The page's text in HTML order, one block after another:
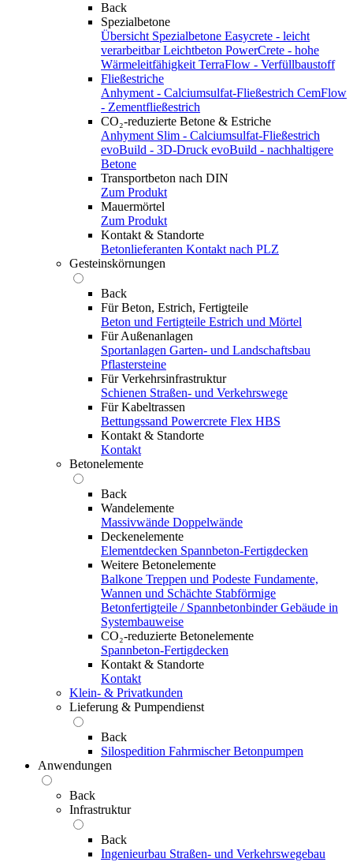
Back
Spezialbetone
Übersicht Spezialbetone Easycrete - leicht
verarbeitbar Leichtbeton PowerCrete - hohe
Wärmeleitfähigkeit TerraFlow - Verfüllbaustoff
Fließestriche
Anhyment - Calciumsulfat-Fließestrich CemFlow
- Zementfließestrich
CO₂-reduzierte Betone & Estriche
Anhyment Slim - Calciumsulfat-Fließestrich
evoBuild - 3D-Druck evoBuild - nachhaltigere
Betone
Transportbeton nach DIN
Zum Produkt
Mauermörtel
Zum Produkt
Kontakt & Standorte
Betonlieferanten Kontakt nach PLZ
Gesteinskörnungen
Back
Für Beton, Estrich, Fertigteile
Beton und Fertigteile Estrich und Mörtel
Für Außenanlagen
Sportanlagen Garten- und Landschaftsbau
Pflastersteine
Für Verkehrsinfrastruktur
Schienen Straßen- und Verkehrswege
Für Kabeltrassen
Bettungssand Powercrete Flex HBS
Kontakt & Standorte
Kontakt
Betonelemente
Back
Wandelemente
Massivwände Doppelwände
Deckenelemente
Elementdecken Spannbeton-Fertigdecken
Weitere Betonelemente
Balkone Treppen und Podeste Fundamente,
Wannen und Schächte Stabförmige
Betonfertigteile / Spannbetonbinder Gebäude in
Systembauweise
CO₂-reduzierte Betonelemente
Spannbeton-Fertigdecken
Kontakt & Standorte
Kontakt
Klein- & Privatkunden
Lieferung & Pumpendienst
Back
Silospedition Fahrmischer Betonpumpen
Anwendungen
Back
Infrastruktur
Back
Ingenieurbau Straßen- und Verkehrswegebau